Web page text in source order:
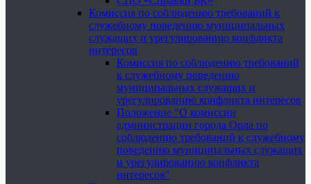
Комиссия по соблюдению требований к
служебному поведению муниципальных
служащих и урегулированию конфликта
интересов
Комиссия по соблюдению требований
к служебному поведению
муниципальных служащих и
урегулированию конфликта интересов
Положение "О комиссии
администрации города Орла по
соблюдению требований к служебному
поведению муниципальных служащих
и урегулированию конфликта
интересов"